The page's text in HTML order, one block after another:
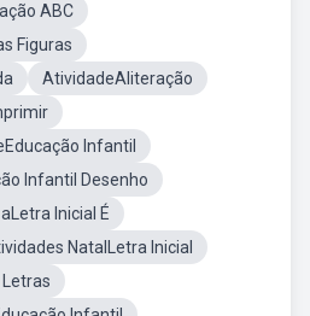
ABC
Figuras
AtividadeAliteração
Infantil
Infantil Desenho
Inicial É
NatalLetra Inicial